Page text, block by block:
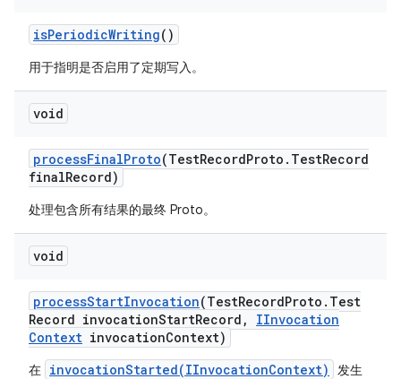
isPeriodicWriting()
用于指明是否启用了定期写入。
void
processFinalProto(TestRecordProto . TestRecord
finalRecord)
处理包含所有结果的最终 Proto。
void
processStartInvocation(TestRecordProto . Test
Record invocationStartRecord ,
IInvocation
Context invocationContext)
在 invocationStarted(IInvocationContext)
发生